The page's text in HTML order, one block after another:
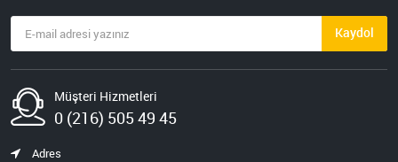
Kaydol
Müşteri Hizmetleri
0 (216) 505 49 45
Adres